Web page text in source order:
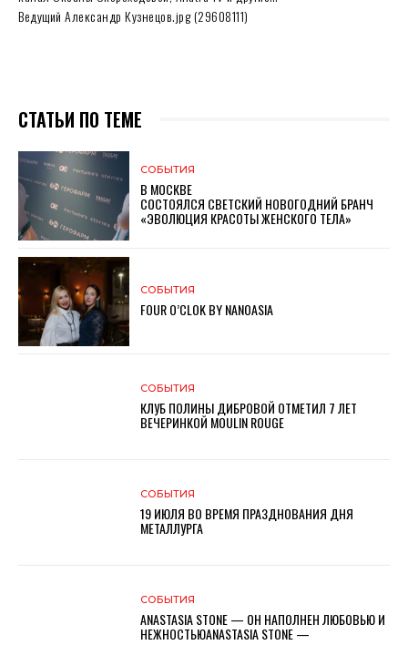
Ведущий Александр Кузнецов.jpg (29608111)
СТАТЬИ ПО ТЕМЕ
СОБЫТИЯ
В МОСКВЕ
СОСТОЯЛСЯ СВЕТСКИЙ НОВОГОДНИЙ БРАНЧ
«ЭВОЛЮЦИЯ КРАСОТЫ ЖЕНСКОГО ТЕЛА»
СОБЫТИЯ
FOUR O’CLOK BY NANOASIA
СОБЫТИЯ
КЛУБ ПОЛИНЫ ДИБРОВОЙ ОТМЕТИЛ 7 ЛЕТ
ВЕЧЕРИНКОЙ MOULIN ROUGE
СОБЫТИЯ
19 ИЮЛЯ ВО ВРЕМЯ ПРАЗДНОВАНИЯ ДНЯ
МЕТАЛЛУРГА
СОБЫТИЯ
ANASTASIA STONE — ОН НАПОЛНЕН ЛЮБОВЬЮ И
НЕЖНОСТЬЮANASTASIA STONE —